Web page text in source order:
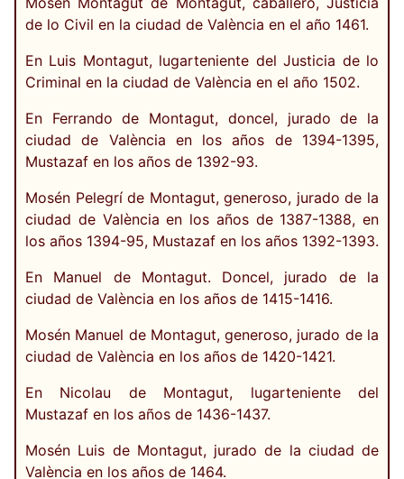
de lo Civil en la ciudad de València en el año 1461.
En Luis Montagut, lugarteniente del Justicia de lo
Criminal en la ciudad de València en el año 1502.
En Ferrando de Montagut, doncel, jurado de la
ciudad de València en los años de 1394-1395,
Mustazaf en los años de 1392-93.
Mosén Pelegrí de Montagut, generoso, jurado de la
ciudad de València en los años de 1387-1388, en
los años 1394-95, Mustazaf en los años 1392-1393.
En Manuel de Montagut. Doncel, jurado de la
ciudad de València en los años de 1415-1416.
Mosén Manuel de Montagut, generoso, jurado de la
ciudad de València en los años de 1420-1421.
En Nicolau de Montagut, lugarteniente del
Mustazaf en los años de 1436-1437.
Mosén Luis de Montagut, jurado de la ciudad de
València en los años de 1464.